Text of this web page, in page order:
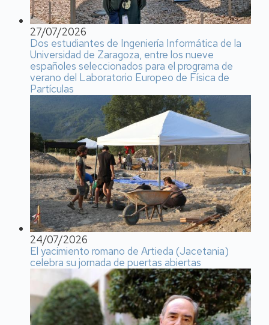
27/07/2026
Dos estudiantes de Ingeniería Informática de la
Universidad de Zaragoza, entre los nueve
españoles seleccionados para el programa de
verano del Laboratorio Europeo de Física de
Partículas
24/07/2026
El yacimiento romano de Artieda (Jacetania)
celebra su jornada de puertas abiertas